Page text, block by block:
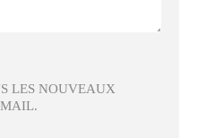
LES NOUVEAUX